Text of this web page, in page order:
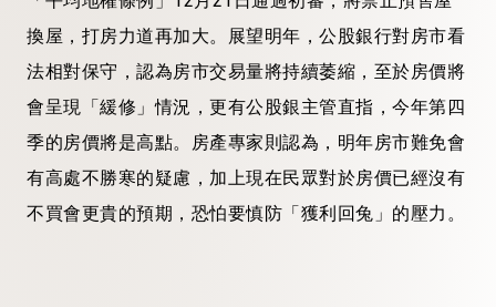
換屋，打房力道再加大。展望明年，公股銀行對房市看
法相對保守，認為房市交易量將持續萎縮，至於房價將
會呈現「緩修」情況，更有公股銀主管直指，今年第四
季的房價將是高點。房產專家則認為，明年房市難免會
有高處不勝寒的疑慮，加上現在民眾對於房價已經沒有
不買會更貴的預期，恐怕要慎防「獲利回兔」的壓力。